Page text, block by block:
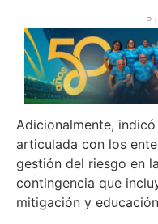
Adicionalmente,
articulada con los
gestión del riesgo en
contingencia que
mitigación y